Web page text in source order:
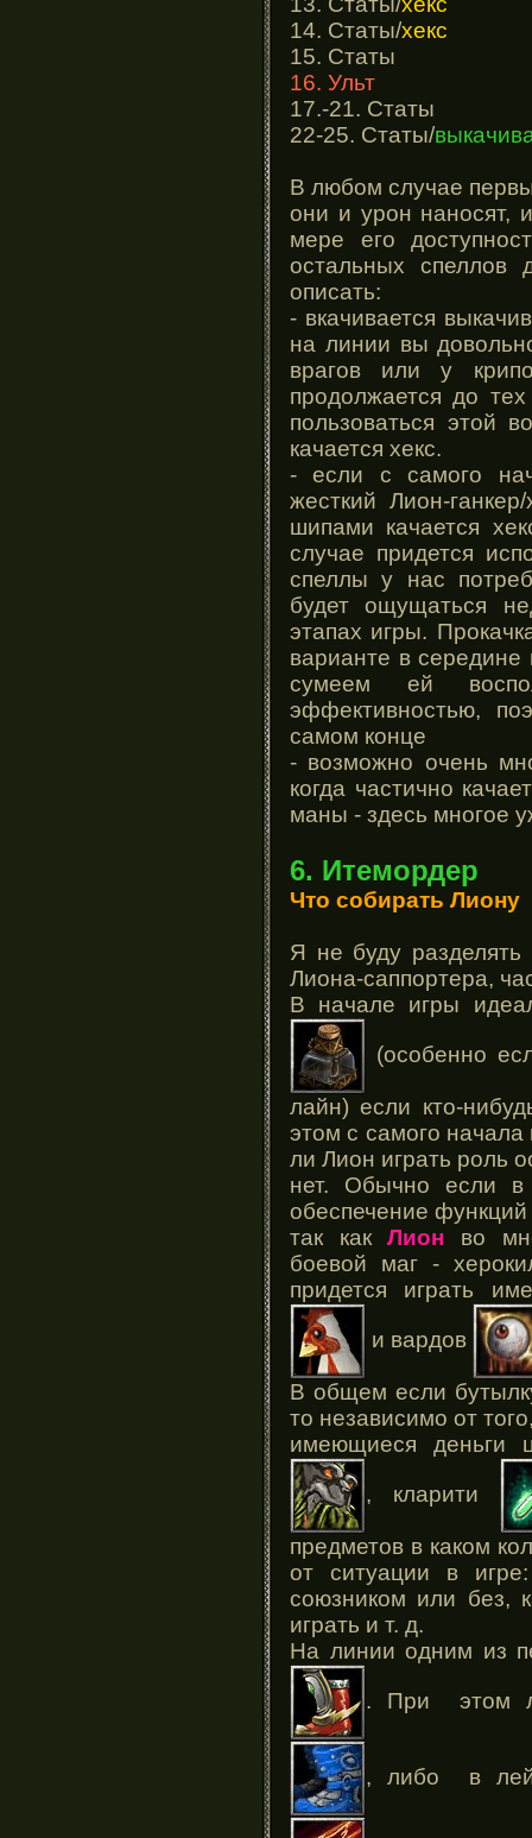
14. Статы/хекс
15. Статы
16. Ульт
17.-21. Статы
22-25. Статы/
В любом случае
они и урон наносят,
мере его
остальных спеллов
описать:
- вкачивается
на линии вы
врагов или у
продолжается до
пользоваться этой
качается хекс.
- если с самого
жесткий Лион-
шипами качается
случае придется
спеллы у нас
будет ощущаться
этапах игры.
варианте в
сумеем ей
эффективностью,
самом конце
- возможно очень
когда частично
маны - здесь многое
6. Итемордер
Что собирать Лиону
Я не буду разделять
Лиона-саппортера,
В начале игры
(особенно
лайн) если кто-
этом с самого начала
ли Лион играть роль
нет. Обычно если в
обеспечение функций
так какЛион во
боевой маг -
придется играть
и вардов
В общем если
то независимо от
имеющиеся деньги
, кларити
предметов в каком
от ситуации в
союзником или без,
играть и т. д.
На линии одним из
. При этом
, либо в